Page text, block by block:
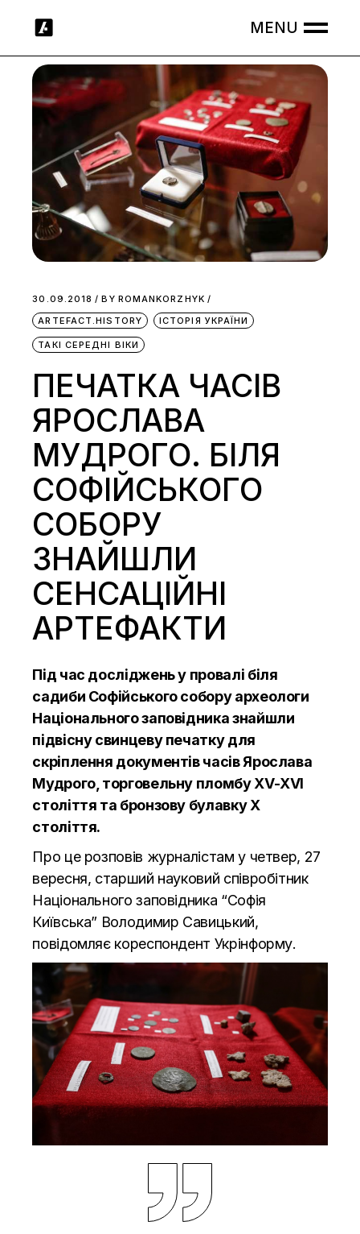
30.09.2018 BY ROMANKORZHYK
ARTEFACT.HISTORY
ІСТОРІЯ УКРАЇНИ
ТАКІ СЕРЕДНІ ВІКИ
ПЕЧАТКА ЧАСІВ
ЯРОСЛАВА
МУДРОГО. БІЛЯ
СОФІЙСЬКОГО
СОБОРУ
ЗНАЙШЛИ
СЕНСАЦІЙНІ
АРТЕФАКТИ
Під час досліджень у провалі біля
садиби Софійського собору археологи
Національного заповідника знайшли
підвісну свинцеву печатку для
скріплення документів часів Ярослава
Мудрого, торговельну пломбу ХV-ХVІ
століття та бронзову булавку Х
століття.
Про це розповів журналістам у четвер, 27
вересня, старший науковий співробітник
Національного заповідника “Софія
Київська” Володимир Савицький,
повідомляє кореспондент Укрінформу.